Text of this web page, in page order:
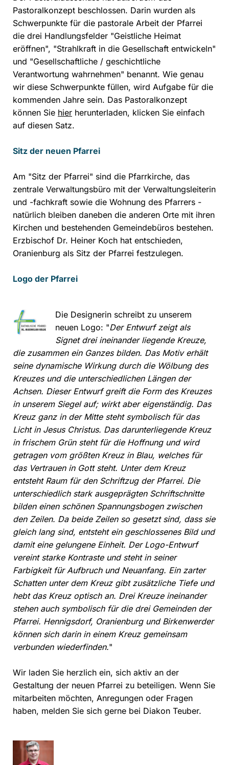
Pastoralkonzept beschlossen. Darin wurden als
Schwerpunkte für die pastorale Arbeit der Pfarrei
die drei Handlungsfelder "Geistliche Heimat
eröffnen", "Strahlkraft in die Gesellschaft entwickeln"
und "Gesellschaftliche / geschichtliche
Verantwortung wahrnehmen" benannt. Wie genau
wir diese Schwerpunkte füllen, wird Aufgabe für die
kommenden Jahre sein. Das Pastoralkonzept
können Sie hier herunterladen, klicken Sie einfach
auf diesen Satz.
Sitz der neuen Pfarrei
Am "Sitz der Pfarrei" sind die Pfarrkirche, das
zentrale Verwaltungsbüro mit der Verwaltungsleiterin
und -fachkraft sowie die Wohnung des Pfarrers -
natürlich bleiben daneben die anderen Orte mit ihren
Kirchen und bestehenden Gemeindebüros bestehen.
Erzbischof Dr. Heiner Koch hat entschieden,
Oranienburg als Sitz der Pfarrei festzulegen.
Logo der Pfarrei
Die Designerin schreibt zu unserem
neuen Logo: "Der Entwurf zeigt als
Signet drei ineinander liegende Kreuze,
die zusammen ein Ganzes bilden. Das Motiv erhält
seine dynamische Wirkung durch die Wölbung des
Kreuzes und die unterschiedlichen Längen der
Achsen. Dieser Entwurf greift die Form des Kreuzes
in unserem Siegel auf; wirkt aber eigenständig. Das
Kreuz ganz in der Mitte steht symbolisch für das
Licht in Jesus Christus. Das darunterliegende Kreuz
in frischem Grün steht für die Hoffnung und wird
getragen vom größten Kreuz in Blau, welches für
das Vertrauen in Gott steht. Unter dem Kreuz
entsteht Raum für den Schriftzug der Pfarrei. Die
unterschiedlich stark ausgeprägten Schriftschnitte
bilden einen schönen Spannungsbogen zwischen
den Zeilen. Da beide Zeilen so gesetzt sind, dass sie
gleich lang sind, entsteht ein geschlossenes Bild und
damit eine gelungene Einheit. Der Logo-Entwurf
vereint starke Kontraste und steht in seiner
Farbigkeit für Aufbruch und Neuanfang. Ein zarter
Schatten unter dem Kreuz gibt zusätzliche Tiefe und
hebt das Kreuz optisch an. Drei Kreuze ineinander
stehen auch symbolisch für die drei Gemeinden der
Pfarrei. Hennigsdorf, Oranienburg und Birkenwerder
können sich darin in einem Kreuz gemeinsam
verbunden wiederfinden."
Wir laden Sie herzlich ein, sich aktiv an der
Gestaltung der neuen Pfarrei zu beteiligen. Wenn Sie
mitarbeiten möchten, Anregungen oder Fragen
haben, melden Sie sich gerne bei Diakon Teuber.